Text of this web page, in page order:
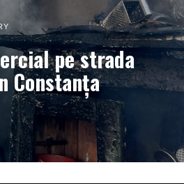
pe strada
Constanța